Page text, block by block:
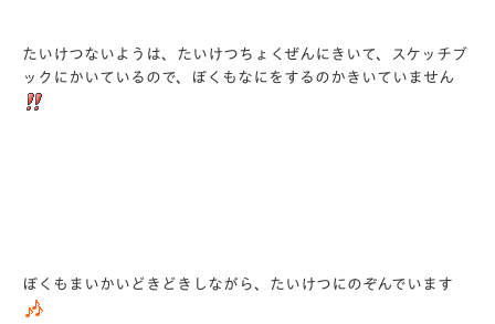
たいけつないようは、たいけつちょくぜんにきいて、
スケッチブ
ックにかいているので、
ぼくもなにをするのかきいていません
ぼくもまいかいどきどきしながら、たいけつにのぞんでいます